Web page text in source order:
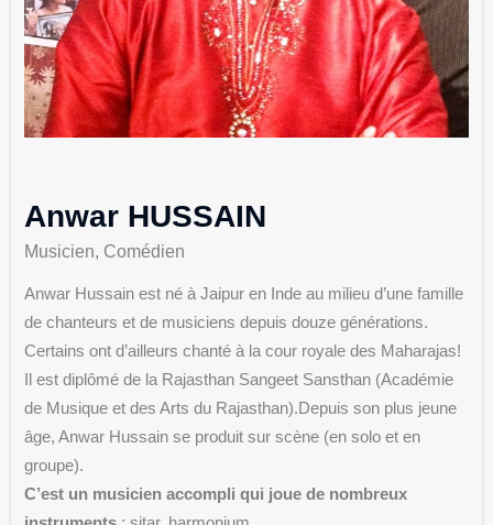
Anwar HUSSAIN
Musicien, Comédien
Anwar Hussain est né à Jaipur en Inde au milieu d’une famille
de chanteurs et de musiciens depuis douze générations.
Certains ont d’ailleurs chanté à la cour royale des Maharajas!
Il est diplômé de la Rajasthan Sangeet Sansthan (Académie
de Musique et des Arts du Rajasthan).Depuis son plus jeune
âge, Anwar Hussain se produit sur scène (en solo et en
groupe).
C’est un musicien accompli qui joue de nombreux